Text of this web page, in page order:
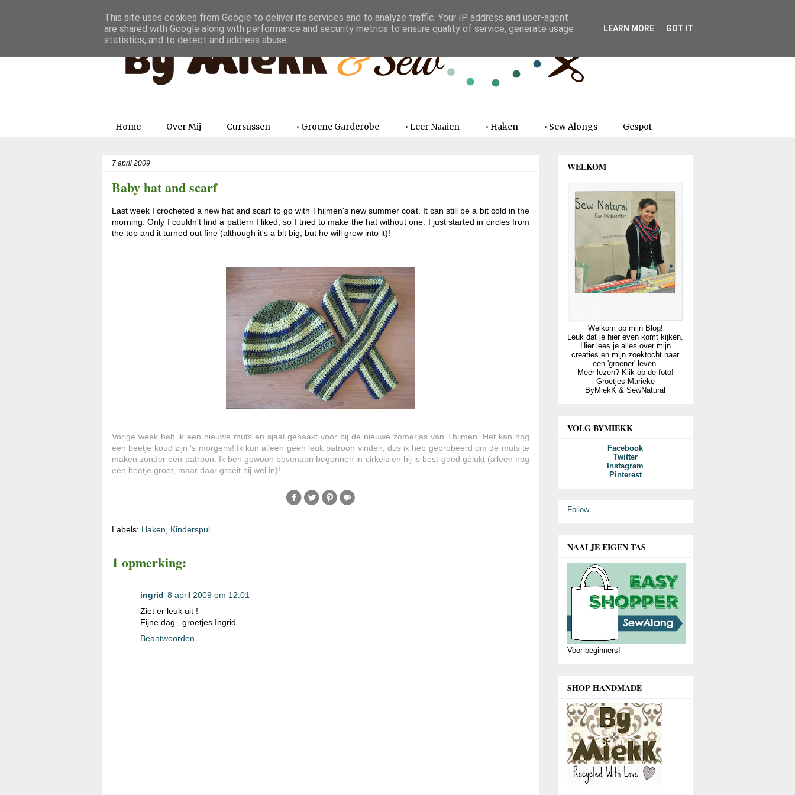
Home Over Mij Cursussen • Groene Garderobe • Leer Naaien • Haken • Sew Alongs Gespot
7 april 2009
Baby hat and scarf
Last week I crocheted a new hat and scarf to go with Thijmen's new summer coat. It can still be a bit cold in the
morning. Only I couldn't find a pattern I liked, so I tried to make the hat without one. I just started in circles from
the top and it turned out fine (although it's a bit big, but he will grow into it)!
Vorige week heb ik een nieuwe muts en sjaal gehaakt voor bij de nieuwe zomerjas van Thijmen. Het kan nog
een beetje koud zijn 's morgens! Ik kon alleen geen leuk patroon vinden, dus ik heb geprobeerd om de muts te
maken zonder een patroon. Ik ben gewoon bovenaan begonnen in cirkels en hij is best goed gelukt (alleen nog
een beetje groot, maar daar groeit hij wel in)!
Labels: Haken Kinderspul
1 opmerking:
ingrid 8 april 2009 om 12:01
Ziet er leuk uit !
Fijne dag , groetjes Ingrid.
Beantwoorden
WELKOM
Welkom op mijn Blog!
Leuk dat je hier even komt kijken.
Hier lees je alles over mijn
creaties en mijn zoektocht naar
een 'groener' leven.
Meer lezen? Klik op de foto!
Groetjes Marieke
ByMiekK & SewNatural
VOLG BYMIEKK
Facebook
Twitter
Instagram
Pinterest
Follow
NAAI JE EIGEN TAS
Voor beginners!
SHOP HANDMADE
This site uses cookies from Google to deliver its services and to analyze traffic. Your IP address and user-agent
are shared with Google along with performance and security metrics to ensure quality of service, generate usage
statistics, and to detect and address abuse.
LEARN MORE GOT IT